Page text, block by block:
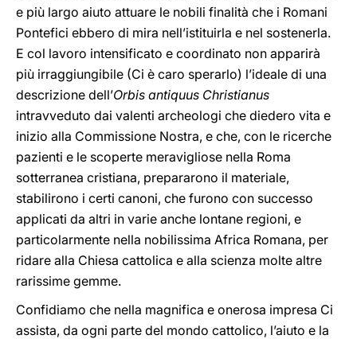
e più largo aiuto attuare le nobili finalità che i Romani
Pontefici ebbero di mira nell’istituirla e nel sostenerla.
E col lavoro intensificato e coordinato non apparirà
più irraggiungibile (Ci è caro sperarlo) l’ideale di una
descrizione dell’Orbis antiquus Christianus
intravveduto dai valenti archeologi che diedero vita e
inizio alla Commissione Nostra, e che, con le ricerche
pazienti e le scoperte meravigliose nella Roma
sotterranea cristiana, prepararono il materiale,
stabilirono i certi canoni, che furono con successo
applicati da altri in varie anche lontane regioni, e
particolarmente nella nobilissima Africa Romana, per
ridare alla Chiesa cattolica e alla scienza molte altre
rarissime gemme.
Confidiamo che nella magnifica e onerosa impresa Ci
assista, da ogni parte del mondo cattolico, l’aiuto e la